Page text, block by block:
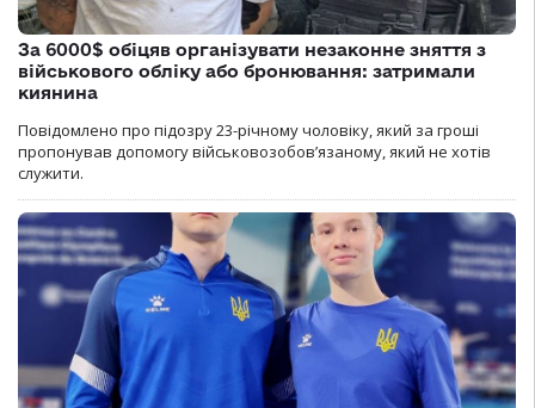
За 6000$ обіцяв організувати незаконне зняття з
військового обліку або бронювання: затримали
киянина
Повідомлено про підозру 23-річному чоловіку, який за гроші
пропонував допомогу військовозобов’язаному, який не хотів
служити.